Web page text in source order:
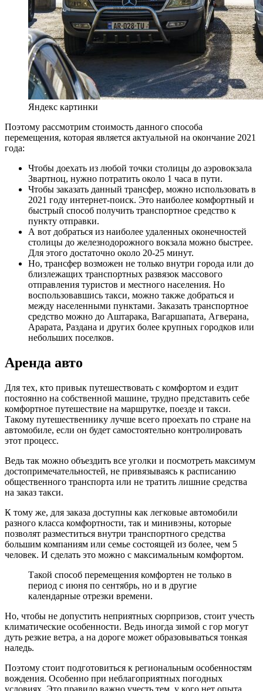
Яндекс картинки
Поэтому рассмотрим стоимость данного способа
перемещения, которая является актуальной на окончание 2021
года:
Чтобы доехать из любой точки столицы до аэровокзала
Звартноц, нужно потратить около 1 часа в пути.
Чтобы заказать данный трансфер, можно использовать в
2021 году интернет-поиск. Это наиболее комфортный и
быстрый способ получить транспортное средство к
пункту отправки.
А вот добраться из наиболее удаленных оконечностей
столицы до железнодорожного вокзала можно быстрее.
Для этого достаточно около 20-25 минут.
Но, трансфер возможен не только внутри города или до
близлежащих транспортных развязок массового
отправления туристов и местного населения. Но
воспользовавшись такси, можно также добраться и
между населенными пунктами. Заказать транспортное
средство можно до Аштарака, Вагаршапата, Агверана,
Арарата, Раздана и других более крупных городков или
небольших поселков.
Аренда авто
Для тех, кто привык путешествовать с комфортом и ездит
постоянно на собственной машине, трудно представить себе
комфортное путешествие на маршрутке, поезде и такси.
Такому путешественнику лучше всего проехать по стране на
автомобиле, если он будет самостоятельно контролировать
этот процесс.
Ведь так можно объездить все уголки и посмотреть максимум
достопримечательностей, не привязываясь к расписанию
общественного транспорта или не тратить лишние средства
на заказ такси.
К тому же, для заказа доступны как легковые автомобили
разного класса комфортности, так и минивэны, которые
позволят разместиться внутри транспортного средства
большим компаниям или семье состоящей из более, чем 5
человек. И сделать это можно с максимальным комфортом.
Такой способ перемещения комфортен не только в
период с июня по сентябрь, но и в другие
календарные отрезки времени.
Но, чтобы не допустить неприятных сюрпризов, стоит учесть
климатические особенности. Ведь иногда зимой с гор могут
дуть резкие ветра, а на дороге может образовываться тонкая
наледь.
Поэтому стоит подготовиться к региональным особенностям
вождения. Особенно при неблагоприятных погодных
условиях. Это правило важно учесть тем, у кого нет опыта